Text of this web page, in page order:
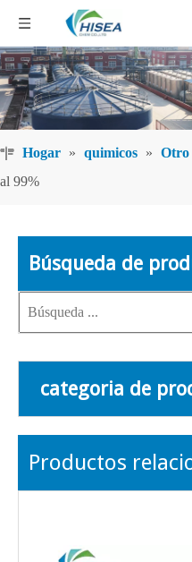
Hogar » quimicos » Otro
al 99%
Búsqueda de
categoria de
Productos